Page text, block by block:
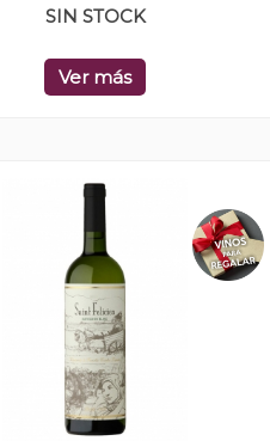
SIN STOCK
Ver más